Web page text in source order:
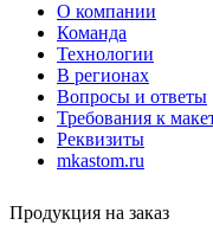
О компании
Команда
Технологии
В регионах
Вопросы и ответы
Требования к
Реквизиты
mkastom.ru
Продукция на заказ